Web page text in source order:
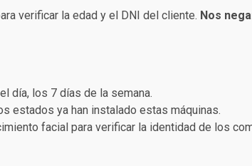
verificar la edad y el DNI del cliente. Nos
día, los 7 días de la semana.
estados ya han instalado estas máquinas.
facial para verificar la identidad de los